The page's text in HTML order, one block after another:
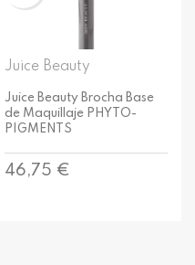
Juice Beauty
Juice Beauty Brocha Base
de Maquillaje PHYTO-
PIGMENTS
Precio
46,75 €